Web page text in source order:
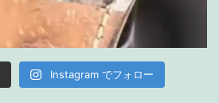
Instagram でフォロー